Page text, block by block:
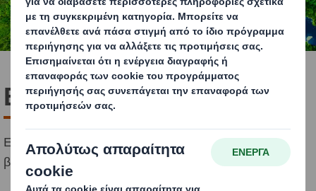
Εκθέσεις και Αναφορές
Ενημερωθείτε για τις τελευταίες μας εκθέσεις
βιωσιμότητας, τις επιδόσεις και τα δεδομένα μας.